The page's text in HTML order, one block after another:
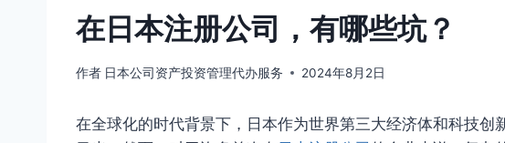
在日本注册公司，有哪些坑？
作者 日本公司资产投资管理代办服务 2024年8月2日
在全球化的时代背景下，日本作为世界第三大经济体和科技创